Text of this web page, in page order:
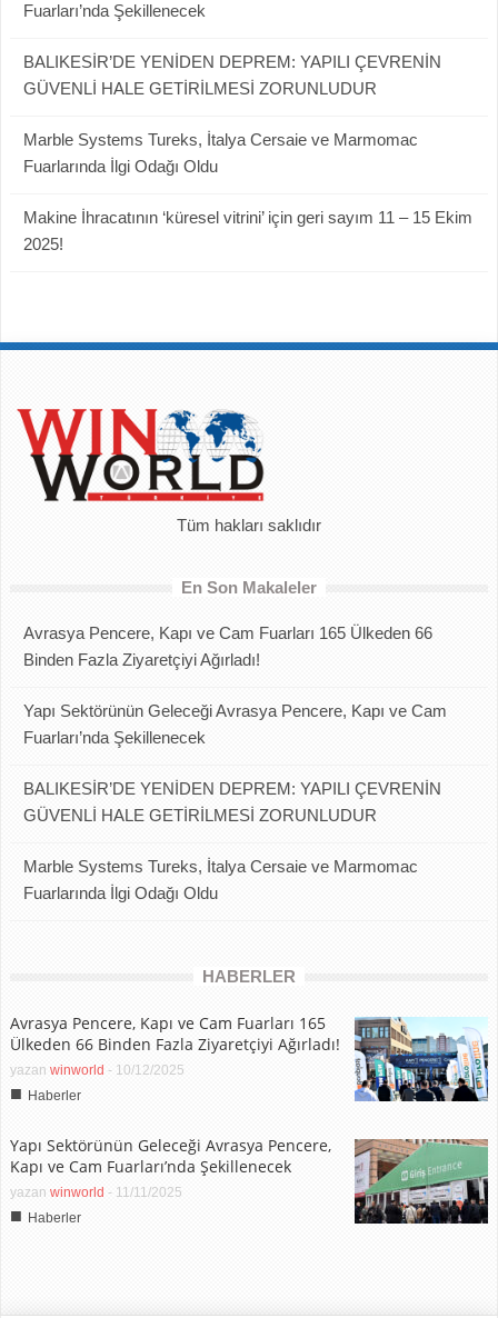
Fuarları’nda Şekillenecek
BALIKESİR’DE YENİDEN DEPREM: YAPILI ÇEVRENİN
GÜVENLİ HALE GETİRİLMESİ ZORUNLUDUR
Marble Systems Tureks, İtalya Cersaie ve Marmomac
Fuarlarında İlgi Odağı Oldu
Makine İhracatının ‘küresel vitrini’ için geri sayım 11 – 15 Ekim
2025!
Tüm hakları saklıdır
En Son Makaleler
Avrasya Pencere, Kapı ve Cam Fuarları 165 Ülkeden 66
Binden Fazla Ziyaretçiyi Ağırladı!
Yapı Sektörünün Geleceği Avrasya Pencere, Kapı ve Cam
Fuarları’nda Şekillenecek
BALIKESİR’DE YENİDEN DEPREM: YAPILI ÇEVRENİN
GÜVENLİ HALE GETİRİLMESİ ZORUNLUDUR
Marble Systems Tureks, İtalya Cersaie ve Marmomac
Fuarlarında İlgi Odağı Oldu
HABERLER
Avrasya Pencere, Kapı ve Cam Fuarları 165
Ülkeden 66 Binden Fazla Ziyaretçiyi Ağırladı!
yazan winworld - 10/12/2025
■ Haberler
Yapı Sektörünün Geleceği Avrasya Pencere,
Kapı ve Cam Fuarları’nda Şekillenecek
yazan winworld - 11/11/2025
■ Haberler